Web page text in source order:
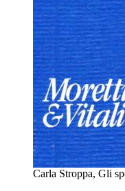
Carla Stroppa, Gli